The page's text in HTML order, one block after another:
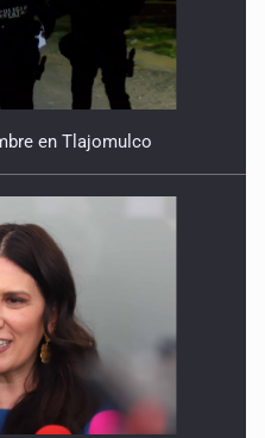
en Tlajomulco